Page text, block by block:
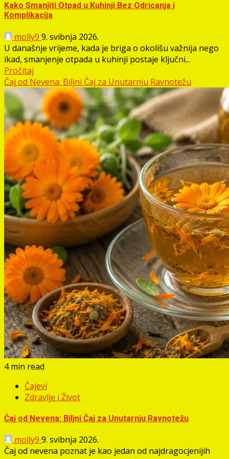
Kako Smanjiti Otpad u Kuhinji Bez Odricanja i
Komplikacija
molly9 9. svibnja 2026.
U današnje vrijeme, kada je briga o okolišu važnija nego
ikad, smanjenje otpada u kuhinji postaje ključni...
Pročitaj
Čaj od Nevena: Biljni Čaj za Unutarnju Ravnotežu
4 min read
Čajevi
Zdravlje i Život
Čaj od Nevena: Biljni Čaj za Unutarnju Ravnotežu
molly9 9. svibnja 2026.
Čaj od nevena poznat je kao jedan od najdragocjenijih